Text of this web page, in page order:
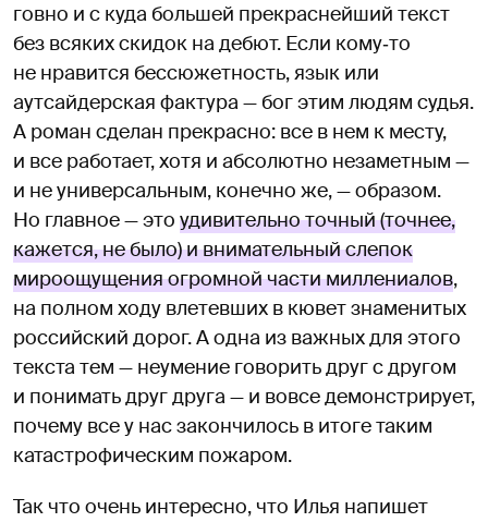
говно и с куда большей прекраснейший текст
без всяких скидок на дебют. Если кому‑то
не нравится бессюжетность, язык или
аутсайдерская фактура — бог этим людям судья.
А роман сделан прекрасно: все в нем к месту,
и все работает, хотя и абсолютно незаметным —
и не универсальным, конечно же, — образом.
Но главное — это удивительно точный (точнее,
кажется, не было) и внимательный слепок
мироощущения огромной части миллениалов,
на полном ходу влетевших в кювет знаменитых
российский дорог. А одна из важных для этого
текста тем — неумение говорить друг с другом
и понимать друг друга — и вовсе демонстрирует,
почему все у нас закончилось в итоге таким
катастрофическим пожаром.
Так что очень интересно, что Илья напишет